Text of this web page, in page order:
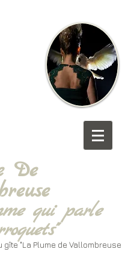
De
qui parle
gîte "La Plume de Vallombreuse